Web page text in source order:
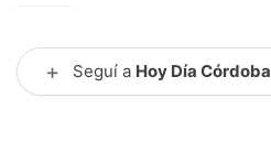
+ Seguí a Hoy Día Córdoba